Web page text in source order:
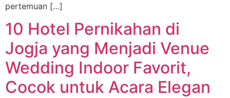
pertemuan […]
10 Hotel Pernikahan di
Jogja yang Menjadi Venue
Wedding Indoor Favorit,
Cocok untuk Acara Elegan